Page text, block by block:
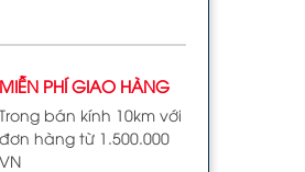
MIỄN PHÍ GIAO HÀNG
Trong bán kính 10km với
đơn hàng từ 1.500.000
VN